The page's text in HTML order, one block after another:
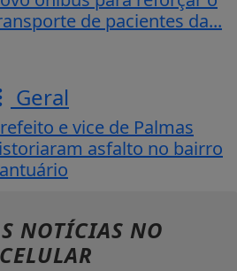
de pacientes da...
Geral
e vice de Palmas
asfalto no bairro
NOTÍCIAS NO
CELULAR